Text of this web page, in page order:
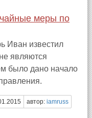
меры по
Иван известил
являются
было дано начало
автор: iamruss